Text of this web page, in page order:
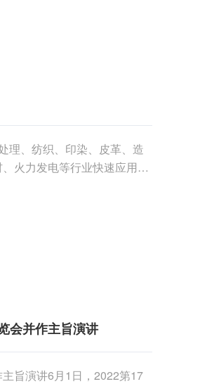
理、纺织、印染、皮革、造
火力发电等行业快速应用，
会并作主旨演讲
旨演讲6月1日，2022第17